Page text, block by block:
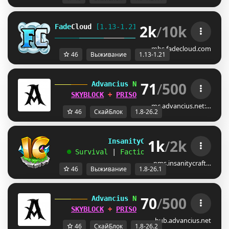
FadeCloud [1.13-1.21] PRISON GENS
2k/10k
mbs.fadecloud.com
46 Выживание 1.13-1.21
Advancius Network [1.8 - 26.2]
SKYBLOCK + PRISON UPDATES OUT NOW
71/500
mc.advancius.net:…
46 СкайБлок 1.8-26.2
InsanityCraft || 1.8 - 26.1
☻ Survival Factions | Skyblock
1k/2k
pms.insanitycraft…
46 Выживание 1.8-26.1
Advancius Network [1.8 - 26.2]
SKYBLOCK + PRISON UPDATES OUT NOW
70/500
hub.advancius.net
46 СкайБлок 1.8-26.2